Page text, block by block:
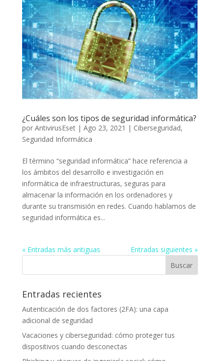
¿Cuáles son los tipos de seguridad informática?
por AntivirusEset| Ago 23, 2021 | Ciberseguridad,
Seguridad Informática
El término “seguridad informática” hace referencia a
los ámbitos del desarrollo e investigación en
informática de infraestructuras, seguras para
almacenar la información en los ordenadores y
durante su transmisión en redes. Cuando hablamos de
seguridad informática es...
« Entradas más antiguas Entradas siguientes »
Entradas recientes
Autenticación de dos factores (2FA): una capa
adicional de seguridad
Vacaciones y ciberseguridad: cómo proteger tus
dispositivos cuando desconectas